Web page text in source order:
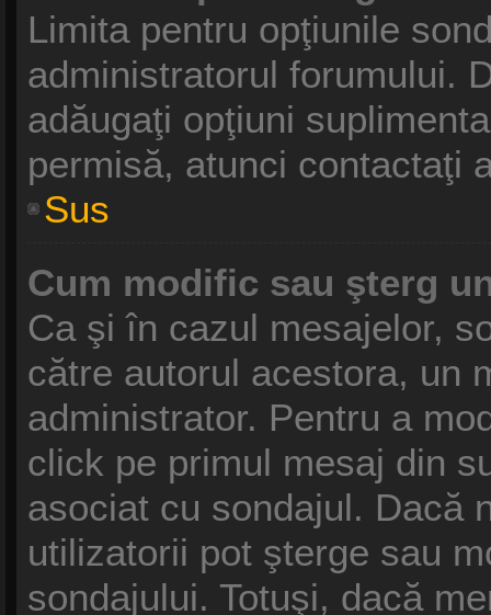
Limita pentru opţiunile
administratorul forumului.
adăugaţi opţiuni
permisă, atunci contactaţi
Sus
Cum modific sau şterg
Ca şi în cazul mesajelor,
către autorul acestora, un
administrator. Pentru a
click pe primul mesaj din
asociat cu sondajul. Dacă
utilizatorii pot şterge sau
sondajului. Totuşi, dacă